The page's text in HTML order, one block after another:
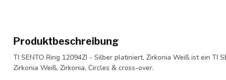
Produktbeschreibung
TI SENTO Ring 12094ZI - Silber platiniert, Zirkonia Weiß ist ein TI
Zirkonia Weiß, Zirkonia, Circles & cross-over.